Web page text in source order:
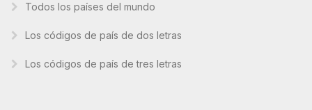
Todos los países del mundo
Los códigos de país de dos letras
Los códigos de país de tres letras